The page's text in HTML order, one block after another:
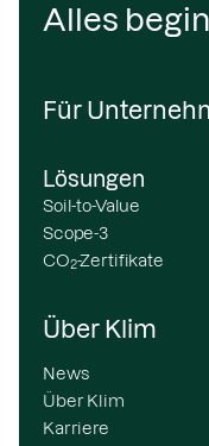
Alles
Für
Lösungen
Soil-to-Value
Scope-3
CO2-Zertifikate
Über Klim
News
Über Klim
Karriere